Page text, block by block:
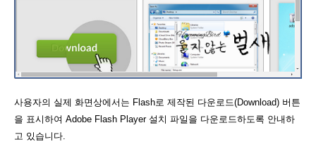
사용자의 실제 화면상에서는 Flash로 제작된 다운로드(Download) 버튼
을 표시하여 Adobe Flash Player 설치 파일을 다운로드하도록 안내하
고 있습니다.